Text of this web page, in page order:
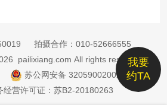
我要
约TA
拍摄合作： 010-52666555
pailixiang.com All rights reserved
苏公网安备 32059002002885号
经营许可证：苏B2-20180263